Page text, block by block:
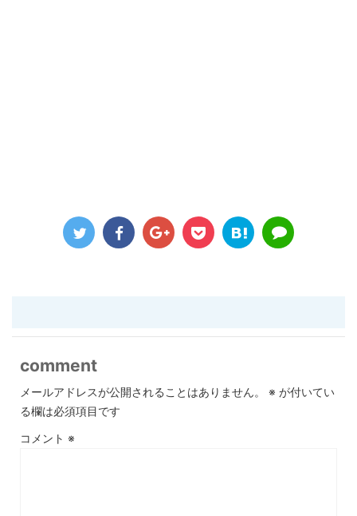
comment
メールアドレスが公開されることはありません。 ※ が付いてい
る欄は必須項目です
コメント ※